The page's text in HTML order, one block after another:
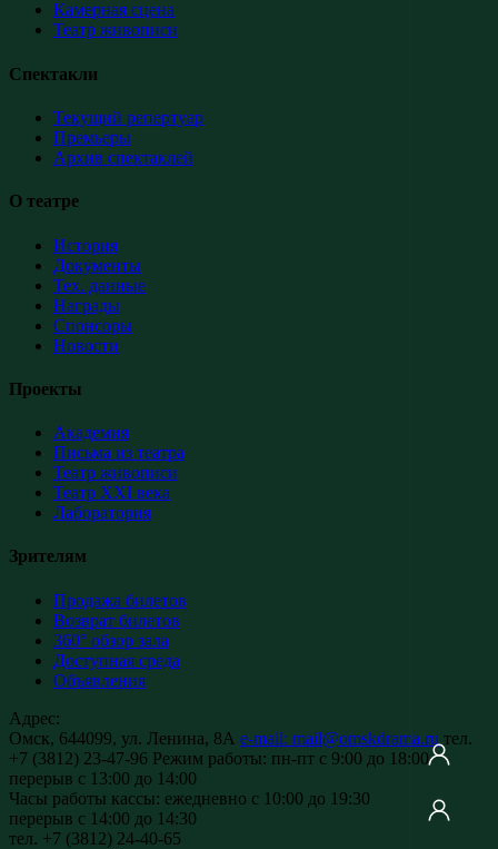
Камерная сцена
Театр живописи
Спектакли
Текущий репертуар
Премьеры
Архив спектаклей
О театре
История
Документы
Тех. данные
Награды
Спонсоры
Новости
Проекты
Академия
Письма из театра
Театр живописи
Театр XXI века
Лаборатория
Зрителям
Продажа билетов
Возврат билетов
360° обзор зала
Доступная среда
Объявления
Адрес:
Омск, 644099, ул. Ленина, 8А e-mail: mail@omskdrama.ru тел.
+7 (3812) 23-47-96 Режим работы: пн-пт с 9:00 до 18:00
перерыв с 13:00 до 14:00
Часы работы кассы: ежедневно с 10:00 до 19:30
перерыв с 14:00 до 14:30
тел. +7 (3812) 24-40-65